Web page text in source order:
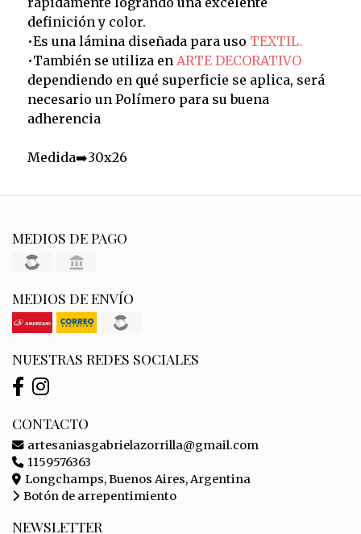
definición y color.
•Es una lámina diseñada para uso TEXTIL.
•También se utiliza en ARTE DECORATIVO
dependiendo en qué superficie se aplica, será
necesario un Polímero para su buena
adherencia
Medida➡️30x26
MEDIOS DE PAGO
MEDIOS DE ENVÍO
NUESTRAS REDES SOCIALES
CONTACTO
artesaniasgabrielazorrilla@gmail.com
1159576363
Longchamps, Buenos Aires, Argentina
Botón de arrepentimiento
NEWSLETTER